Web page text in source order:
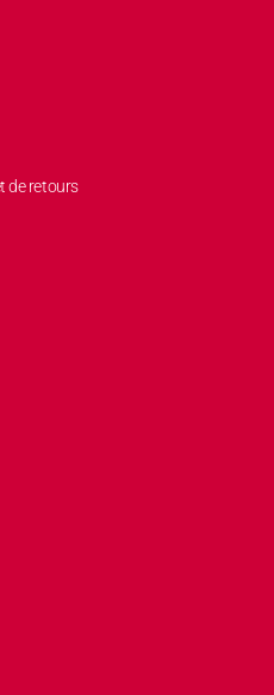
de retours